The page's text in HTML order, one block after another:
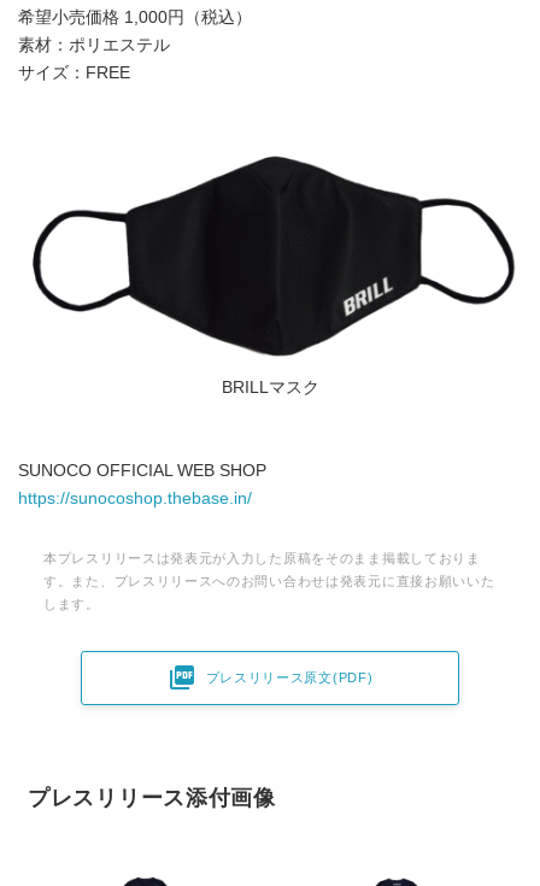
希望小売価格 1,000円（税込）
素材：ポリエステル
サイズ：FREE
BRILLマスク
SUNOCO OFFICIAL WEB SHOP
https://sunocoshop.thebase.in/
本プレスリリースは発表元が入力した原稿をそのまま掲載しておりま
す。また、プレスリリースへのお問い合わせは発表元に直接お願いいた
します。
 プレスリリース原文(PDF)
プレスリリース添付画像